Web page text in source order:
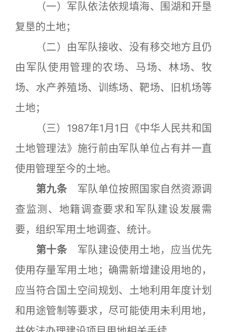
（一）军队依法依规填海、围湖和开垦
复垦的土地；
（二）由军队接收、没有移交地方且仍
由军队使用管理的农场、马场、林场、牧
场、水产养殖场、训练场、靶场、旧机场等
土地；
（三）1987年1月1日《中华人民共和国
土地管理法》施行前由军队单位占有并一直
使用管理至今的土地。
第九条 军队单位按照国家自然资源调
查监测、地籍调查要求和军队建设发展需
要，组织军用土地调查、统计。
第十条 军队建设使用土地，应当优先
使用存量军用土地；确需新增建设用地的，
应当符合国土空间规划、土地利用年度计划
和用途管制等要求，尽可能使用未利用地，